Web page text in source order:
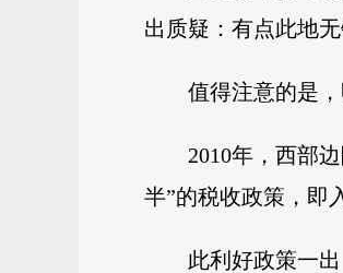
出质疑：有点此地无
值得注意的是
2010年，西部
半”的税收政策，即
此利好政策一